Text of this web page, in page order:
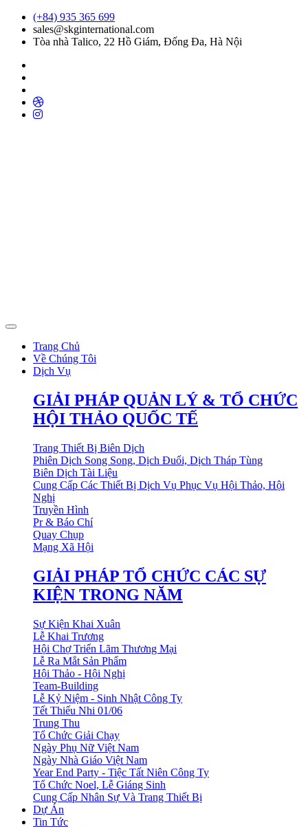
Skip
content
(+84) 935 365 699
sales@skginternational.com
Tòa nhà Talico, 22 Hồ Giám, Đống Đa, Hà Nội
Trang Chủ
Về Chúng Tôi
Dịch Vụ
GIẢI PHÁP QUẢN LÝ & TỔ CHỨC
HỘI THẢO QUỐC TẾ
Trang Thiết Bị Biên Dịch
Phiên Dịch Song Song, Dịch Đuổi, Dịch Tháp Tùng
Biên Dịch Tài Liệu
Cung Cấp Các Thiết Bị Dịch Vụ Phục Vụ Hội Thảo, Hội
Nghị
Truyền Hình
Pr & Báo Chí
Quay Chụp
Mạng Xã Hội
GIẢI PHÁP TỔ CHỨC CÁC SỰ
KIỆN TRONG NĂM
Sự Kiện Khai Xuân
Lễ Khai Trương
Hội Chợ Triển Lãm Thương Mại
Lễ Ra Mắt Sản Phẩm
Hội Thảo - Hội Nghị
Team-Building
Lễ Kỷ Niệm - Sinh Nhật Công Ty
Tết Thiếu Nhi 01/06
Trung Thu
Tổ Chức Giải Chạy
Ngày Phụ Nữ Việt Nam
Ngày Nhà Giáo Việt Nam
Year End Party - Tiệc Tất Niên Công Ty
Tổ Chức Noel, Lễ Giáng Sinh
Cung Cấp Nhân Sự Và Trang Thiết Bị
Dự Án
Tin Tức